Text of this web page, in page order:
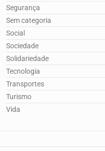
Segurança
Sem categoria
Social
Sociedade
Solidariedade
Tecnologia
Transportes
Turismo
Vida